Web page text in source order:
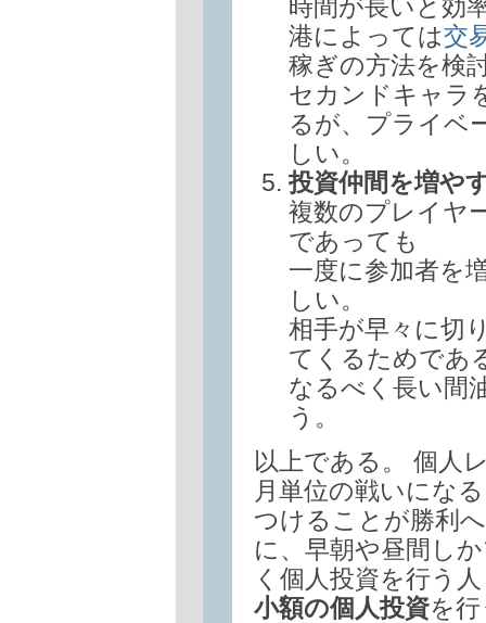
時間が長いと効
港によっては交
稼ぎの方法を検
セカンドキャラ
るが、プライベ
しい。
投資仲間を増や
複数のプレイヤ
であっても
一度に参加者を
しい。
相手が早々に切
てくるためであ
なるべく長い間
う。
以上である。 個人
月単位の戦いにな
つけることが勝利
に、早朝や昼間し
く個人投資を行う
小額の個人投資を